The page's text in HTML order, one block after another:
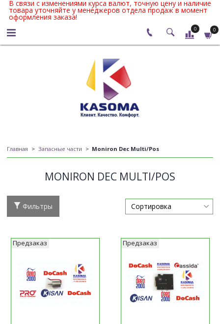
В связи с изменениями курса валют, точную цену и наличие
товара уточняйте у менеджеров отдела продаж в момент
оформления заказа!
0 0
Главная Запасные части Moniron Dec Multi/Pos
MONIRON DEC MULTI/POS
Фильтры
Предзаказ Предзаказ